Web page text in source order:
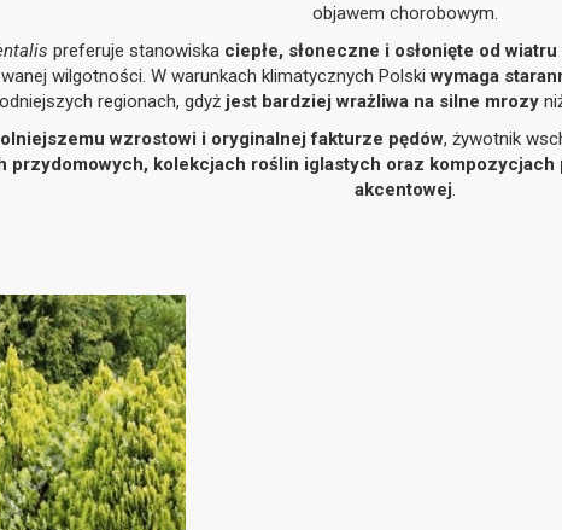
objawem chorobowym.
preferuje stanowiska ciepłe, słoneczne i osłonięte od wiatru
wilgotności. W warunkach klimatycznych Polskiwymaga
regionach, gdyż jest bardziej wrażliwa na silne mrozy
wzrostowi i oryginalnej fakturze pędów, żywotnik
przydomowych, kolekcjach roślin iglastych oraz kompozycjach
akcentowej.